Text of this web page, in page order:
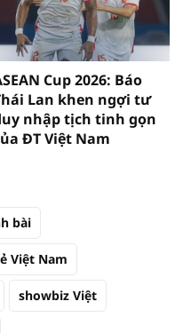
Cup 2026: Báo
Lan khen ngợi tư
nhập tịch tinh gọn
ĐT Việt Nam
bài
Việt Nam
showbiz Việt